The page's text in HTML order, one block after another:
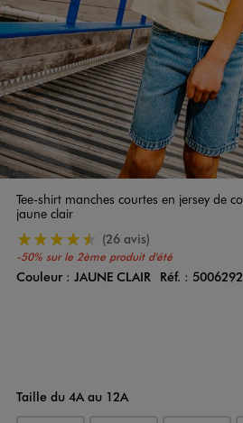
Tee-shirt manches courtes en jersey de
jaune clair
-50% sur le 2ème produit d'été
4.5/5 de moyenne
(26 avis)
Couleur
Couleur : JAUNE CLAIR Réf. :
Taille du 4A au 12A